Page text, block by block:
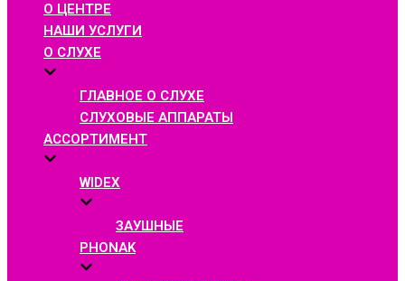
О ЦЕНТРЕ
НАШИ УСЛУГИ
О СЛУХЕ
ГЛАВНОЕ О СЛУХЕ
СЛУХОВЫЕ АППАРАТЫ
АССОРТИМЕНТ
WIDEX
ЗАУШНЫЕ
PHONAK